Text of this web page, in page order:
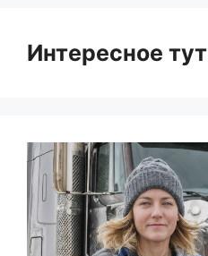
Интересное тут